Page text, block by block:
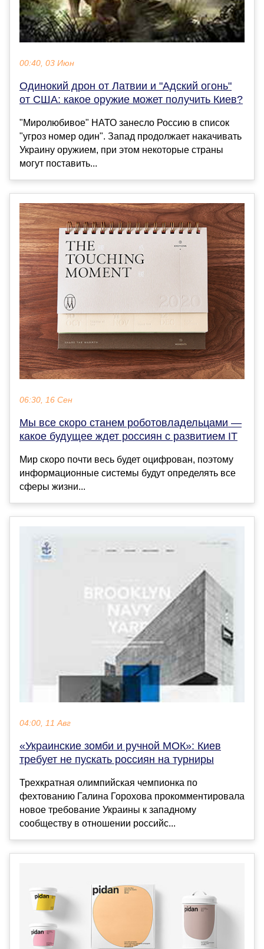
00:40, 03 Июн
Одинокий дрон от Латвии и "Адский огонь"
от США: какое оружие может получить Киев?
"Миролюбивое" НАТО занесло Россию в список
"угроз номер один". Запад продолжает накачивать
Украину оружием, при этом некоторые страны
могут поставить...
06:30, 16 Сен
Мы все скоро станем роботовладельцами —
какое будущее ждет россиян с развитием IT
Мир скоро почти весь будет оцифрован, поэтому
информационные системы будут определять все
сферы жизни...
04:00, 11 Авг
«Украинские зомби и ручной МОК»: Киев
требует не пускать россиян на турниры
Трехкратная олимпийская чемпионка по
фехтованию Галина Горохова прокомментировала
новое требование Украины к западному
сообществу в отношении российс...